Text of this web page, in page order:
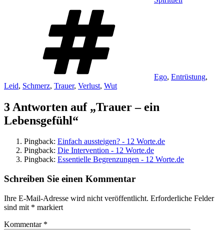
Ego, Entrüstung,
Leid, Schmerz, Trauer, Verlust, Wut
3 Antworten auf „Trauer – ein
Lebensgefühl“
Pingback: Einfach aussteigen? - 12 Worte.de
Pingback: Die Intervention - 12 Worte.de
Pingback: Essentielle Begrenzungen - 12 Worte.de
Schreiben Sie einen Kommentar
Ihre E-Mail-Adresse wird nicht veröffentlicht. Erforderliche Felder
sind mit * markiert
Kommentar *